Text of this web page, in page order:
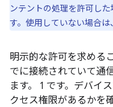
ンテントの処理を許可し
す。使用していない場合は
明示的な許可を求める
でに接続されていて通
ます。 1 です。デバイ
クセス権限があるかを